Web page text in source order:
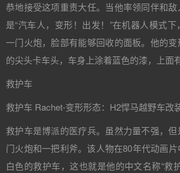
恭地接受这项重责大任。当他率领同伴和
是“汽车人，变形！出发！”在机器人模式
一门火炮，脸部有能够回收的面板。他的
的尖头卡车头，车身上涂着蓝色的漆，上面
救护车
救护车 Rachet-变形形态：H2悍马越野车改
救护车是博派的医疗兵。虽然力量不强，
门火炮和一把利斧。该人物在80年代动画
白色的救护车，这也就是他的中文名称“救